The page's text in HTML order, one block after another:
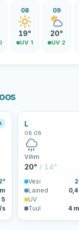
08
19°
UV 1
09
20°
UV 2
5
s
L
08.08
Vihm
20° / 14°
Vesi
Lained
UV
Tuul
4